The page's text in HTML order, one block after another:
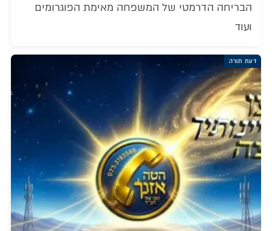
הבריחה הדרמטי של המשפחה מאימת הפוגרומים
ועוד
דעת תורה